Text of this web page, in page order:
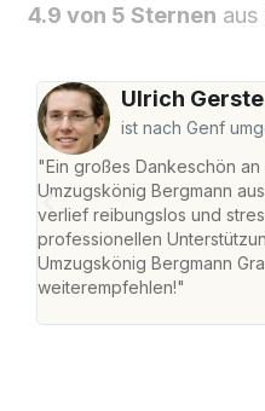
4.9 von 5 Sternen aus
Ulrich Gerste
ist nach Genf
"Ein großes Dankeschön an
Umzugskönig Bergmann
verlief reibungslos und
professionellen
Umzugskönig Bergmann
weiterempfehlen!"